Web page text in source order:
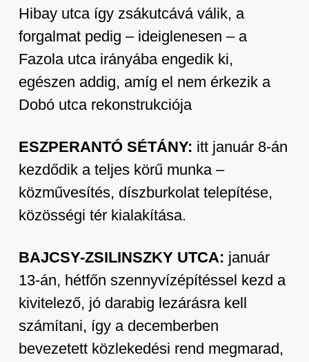
Hibay utca így zsákutcává válik, a
forgalmat pedig – ideiglenesen – a
Fazola utca irányába engedik ki,
egészen addig, amíg el nem érkezik a
Dobó utca rekonstrukciója
ESZPERANTÓ SÉTÁNY: itt január 8-án
kezdődik a teljes körű munka –
közművesítés, díszburkolat telepítése,
közösségi tér kialakítása.
BAJCSY-ZSILINSZKY UTCA: január
13-án, hétfőn szennyvízépítéssel kezd a
kivitelező, jó darabig lezárásra kell
számítani, így a decemberben
bevezetett közlekedési rend megmarad,